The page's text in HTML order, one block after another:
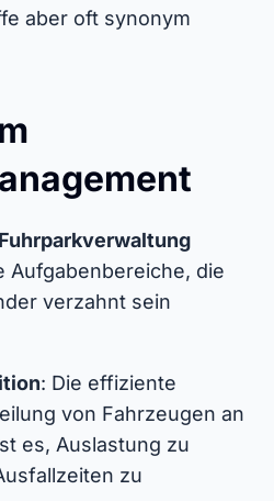
aber oft synonym
Aufgabenbereiche, die
verzahnt sein
: Die effiziente
von Fahrzeugen an
es, Auslastung zu
zu